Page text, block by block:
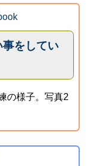
をしてい
の様子。写真2